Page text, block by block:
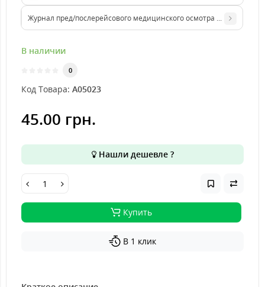
Журнал пред/послерейсового медицинского осмотра водителей
В наличии
0
Код Товара: A05023
45.00 грн.
Нашли дешевле ?
Купить
В 1 клик